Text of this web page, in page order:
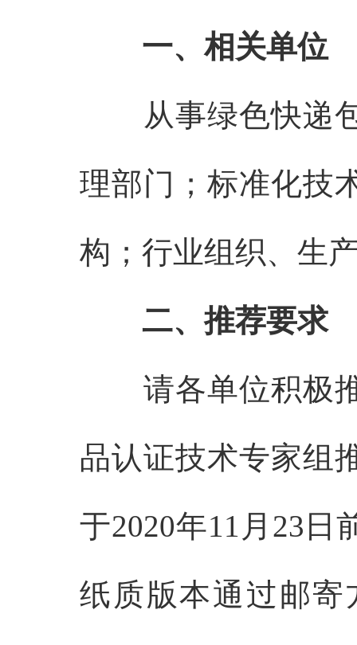
一、相关单位
从事绿色快递
理部门；标准化技
构；行业组织、生
二、推荐要求
请各单位积极
品认证技术专家组
于2020年11 月 23 日
纸质版本通过邮